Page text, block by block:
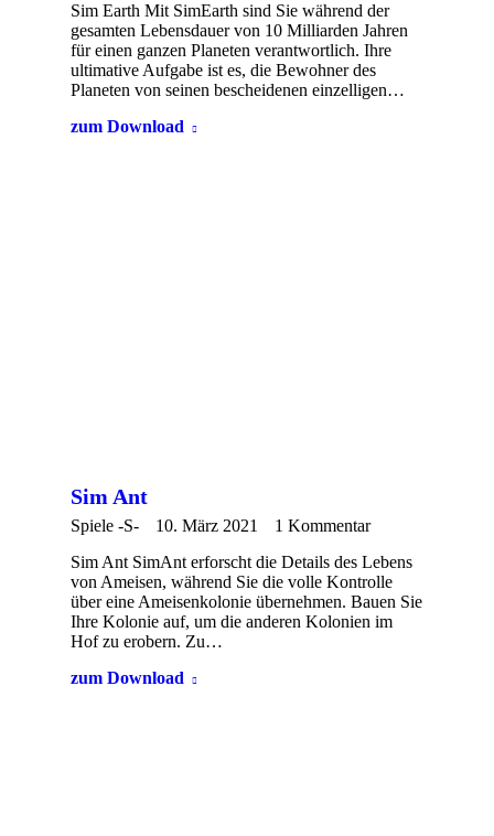
Sim Earth Mit SimEarth sind Sie während der
gesamten Lebensdauer von 10 Milliarden Jahren
für einen ganzen Planeten verantwortlich. Ihre
ultimative Aufgabe ist es, die Bewohner des
Planeten von seinen bescheidenen einzelligen…
zum Download
Sim Ant
Spiele -S- 10. März 2021
1 Kommentar
Sim Ant SimAnt erforscht die Details des Lebens
von Ameisen, während Sie die volle Kontrolle
über eine Ameisenkolonie übernehmen. Bauen Sie
Ihre Kolonie auf, um die anderen Kolonien im
Hof ​​zu erobern. Zu…
zum Download